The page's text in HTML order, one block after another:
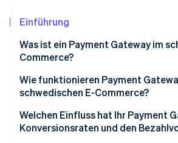
Stripe-Sessions 2026
Jetzt ansehen
Einführung
Was ist ein Payment Gateway im
Commerce?
Wie funktionieren Payment
schwedischen E-Commerce?
Welchen Einfluss hat Ihr Payment
Konversionsraten und den